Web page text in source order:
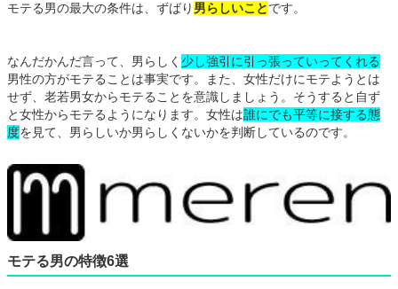
モテる男の最大の条件は、ずばり 男らしいことです。
なんだかんだ言って、男らしく 少し強引に引っ張っていってくれる
男性の方がモテることは事実です。また、女性だけにモテようとは
せず、老若男女からモテることを意識しましょう。そうすると自ず
と女性からモテるようになります。女性は誰にでも平等に接する態
度を見て、男らしいか男らしくないかを判断しているのです。
モテる男の特徴6選